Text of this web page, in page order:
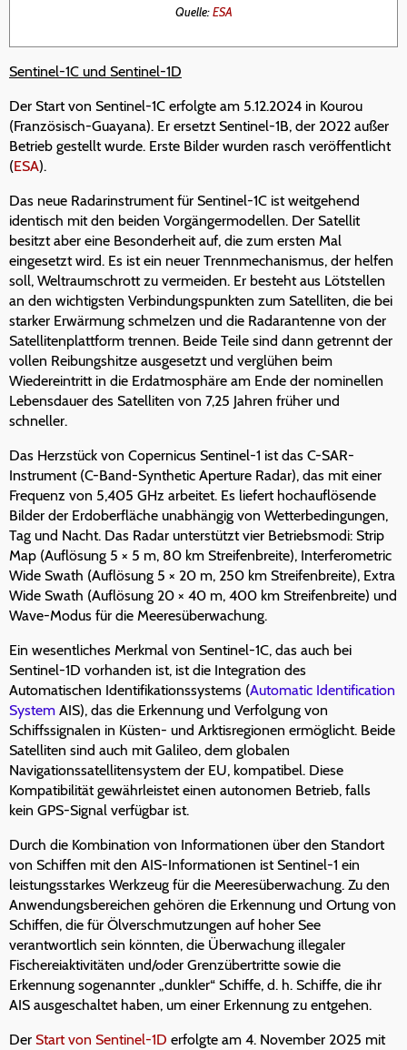
Quelle:ESA
Sentinel-1C und Sentinel-1D
Der Start von Sentinel-1C erfolgte am 5.12.2024 in Kourou
(Französisch-Guayana). Er ersetzt Sentinel-1B, der 2022 außer
Betrieb gestellt wurde. Erste Bilder wurden rasch veröffentlicht
(ESA).
Das neue Radarinstrument für Sentinel-1C ist weitgehend
identisch mit den beiden Vorgängermodellen. Der Satellit
besitzt aber eine Besonderheit auf, die zum ersten Mal
eingesetzt wird. Es ist ein neuer Trennmechanismus, der helfen
soll, Weltraumschrott zu vermeiden. Er besteht aus Lötstellen
an den wichtigsten Verbindungspunkten zum Satelliten, die bei
starker Erwärmung schmelzen und die Radarantenne von der
Satellitenplattform trennen. Beide Teile sind dann getrennt der
vollen Reibungshitze ausgesetzt und verglühen beim
Wiedereintritt in die Erdatmosphäre am Ende der nominellen
Lebensdauer des Satelliten von 7,25 Jahren früher und
schneller.
Das Herzstück von Copernicus Sentinel-1 ist das C-SAR-
Instrument (C-Band-Synthetic Aperture Radar), das mit einer
Frequenz von 5,405 GHz arbeitet. Es liefert hochauflösende
Bilder der Erdoberfläche unabhängig von Wetterbedingungen,
Tag und Nacht. Das Radar unterstützt vier Betriebsmodi: Strip
Map (Auflösung 5 × 5 m, 80 km Streifenbreite), Interferometric
Wide Swath (Auflösung 5 × 20 m, 250 km Streifenbreite), Extra
Wide Swath (Auflösung 20 × 40 m, 400 km Streifenbreite) und
Wave-Modus für die Meeresüberwachung.
Ein wesentliches Merkmal von Sentinel-1C, das auch bei
Sentinel-1D vorhanden ist, ist die Integration des
Automatischen Identifikationssystems (Automatic Identification
System AIS), das die Erkennung und Verfolgung von
Schiffssignalen in Küsten- und Arktisregionen ermöglicht. Beide
Satelliten sind auch mit Galileo, dem globalen
Navigationssatellitensystem der EU, kompatibel. Diese
Kompatibilität gewährleistet einen autonomen Betrieb, falls
kein GPS-Signal verfügbar ist.
Durch die Kombination von Informationen über den Standort
von Schiffen mit den AIS-Informationen ist Sentinel-1 ein
leistungsstarkes Werkzeug für die Meeresüberwachung. Zu den
Anwendungsbereichen gehören die Erkennung und Ortung von
Schiffen, die für Ölverschmutzungen auf hoher See
verantwortlich sein könnten, die Überwachung illegaler
Fischereiaktivitäten und/oder Grenzübertritte sowie die
Erkennung sogenannter „dunkler“ Schiffe, d. h. Schiffe, die ihr
AIS ausgeschaltet haben, um einer Erkennung zu entgehen.
Der Start von Sentinel-1D erfolgte am 4. November 2025 mit